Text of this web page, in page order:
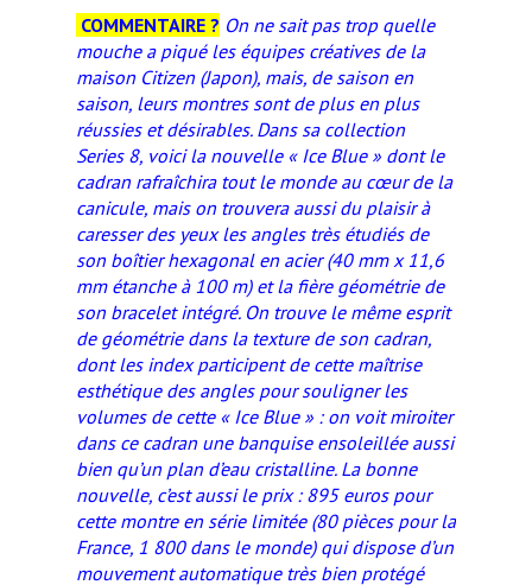
COMMENTAIRE ? On ne sait pas trop quelle
mouche a piqué les équipes créatives de la
maison Citizen (Japon), mais, de saison en
saison, leurs montres sont de plus en plus
réussies et désirables. Dans sa collection
Series 8, voici la nouvelle « Ice Blue » dont le
cadran rafraîchira tout le monde au cœur de la
canicule, mais on trouvera aussi du plaisir à
caresser des yeux les angles très étudiés de
son boîtier hexagonal en acier (40 mm x 11,6
mm étanche à 100 m) et la fière géométrie de
son bracelet intégré. On trouve le même esprit
de géométrie dans la texture de son cadran,
dont les index participent de cette maîtrise
esthétique des angles pour souligner les
volumes de cette « Ice Blue » : on voit miroiter
dans ce cadran une banquise ensoleillée aussi
bien qu’un plan d’eau cristalline. La bonne
nouvelle, c’est aussi le prix : 895 euros pour
cette montre en série limitée (80 pièces pour la
France, 1 800 dans le monde) qui dispose d’un
mouvement automatique très bien protégé